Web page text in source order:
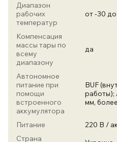
Диапазон
рабочих
температур
от -30
Компенсация
массы тары по
всему
диапазону
да
Автономное
питание при
помощи
встроенного
аккумулятора
BUF
работы);
мм,
Питание
220 В /
Страна